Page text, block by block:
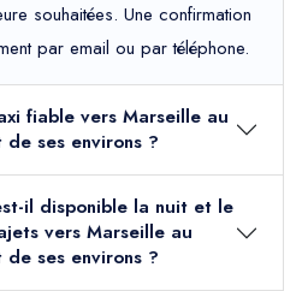
souhaitées. Une confirmation
par email ou par téléphone.
fiable vers Marseille au
ses environs ?
il disponible la nuit et le
vers Marseille au
ses environs ?